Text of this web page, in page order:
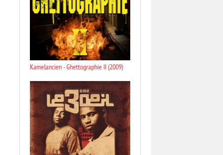
Kamelancien - Ghettographie II (2009)